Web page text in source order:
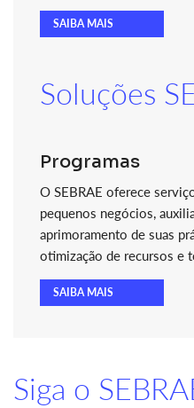
SAIBA MAIS
Soluções
Programas
O SEBRAE oferece
pequenos negócios,
aprimoramento de suas
otimização de recursos e
SAIBA MAIS
Siga o